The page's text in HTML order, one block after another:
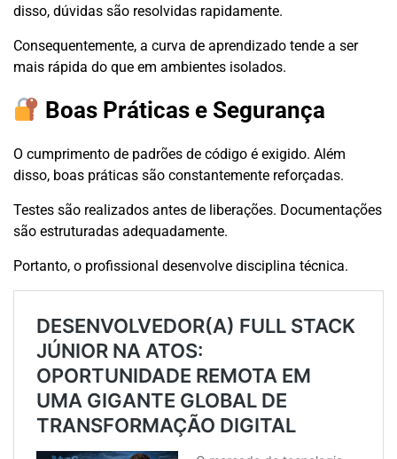
disso, dúvidas são resolvidas rapidamente.
Consequentemente, a curva de aprendizado tende a ser
mais rápida do que em ambientes isolados.
Boas Práticas e Segurança
O cumprimento de padrões de código é exigido. Além
disso, boas práticas são constantemente reforçadas.
Testes são realizados antes de liberações. Documentações
são estruturadas adequadamente.
Portanto, o profissional desenvolve disciplina técnica.